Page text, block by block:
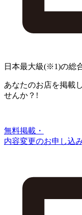
日本最大級(※1)の総
あなたのお店を掲載
せんか？!
無料掲載・
内容変更のお申し込